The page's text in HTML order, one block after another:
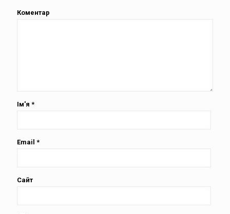
Коментар
Ім'я *
Email *
Сайт